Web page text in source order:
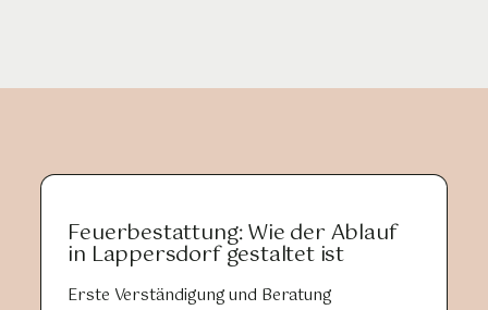
Feuerbestattung: Wie der Ablauf
in Lappersdorf gestaltet ist
Erste Verständigung und Beratung